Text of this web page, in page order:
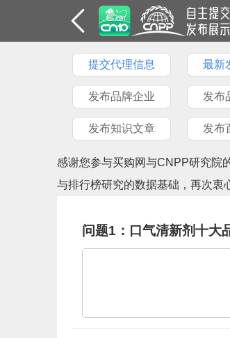
提交代理信息 最新
发布品牌企业 发布
发布知识文章 发布
感谢您参与买购网与CNPP研究院
与排行榜研究的数据基础，再次衷
问题1：口气清新剂十大